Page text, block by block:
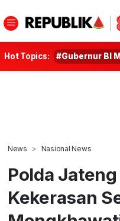
Hot Topics: #Gubernur BI
News Nasional News
Polda
Kekerasan